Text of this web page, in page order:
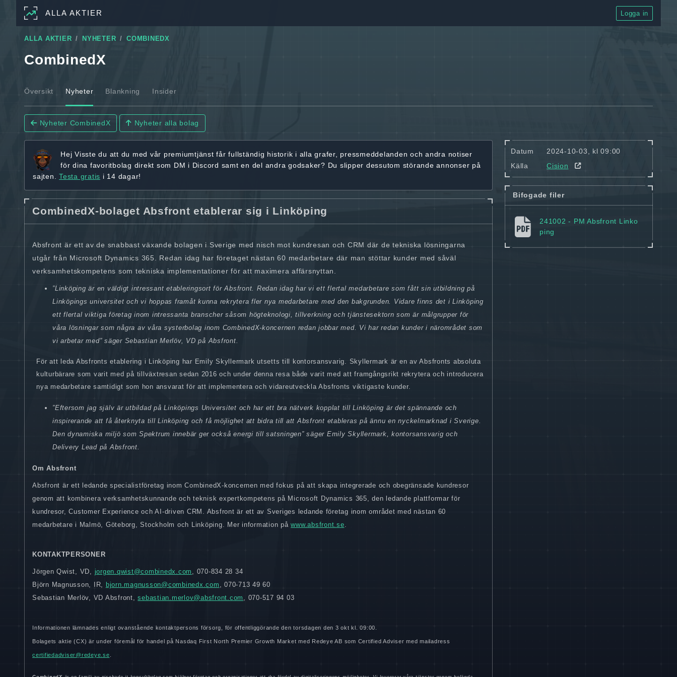
ALLA AKTIER Logga in
ALLA AKTIER NYHETER COMBINEDX
CombinedX
Översikt Nyheter Blankning Insider
Nyheter CombinedX Nyheter alla bolag
Hej Visste du att du med vår premiumtjänst fårfullständig historik i alla grafer, pressmeddelanden och andra notiser
för dina favoritbolag direkt som DM i Discord samt en del andra godsaker? Du slipper dessutom störande annonser på
sajten. Testa gratis i 14 dagar!
CombinedX-bolaget Absfront etablerar sig i Linköping
Absfront är ett av de snabbast växande bolagen i Sverige med nisch mot kundresan och CRM där de tekniska lösningarna
utgår från Microsoft Dynamics 365. Redan idag har företaget nästan 60 medarbetare där man stöttar kunder med såväl
verksamhetskompetens som tekniska implementationer för att maximera affärsnyttan.
”Linköping är en väldigt intressant etableringsort för Absfront. Redan idag har vi ett flertal medarbetare som fått sin utbildning på
Linköpings universitet och vi hoppas framåt kunna rekrytera fler nya medarbetare med den bakgrunden. Vidare finns det i Linköping
ett flertal viktiga företag inom intressanta branscher såsom högteknologi, tillverkning och tjänstesektorn som är målgrupper för
våra lösningar som några av våra systerbolag inom CombinedX-koncernen redan jobbar med. Vi har redan kunder i närområdet som
vi arbetar med” säger Sebastian Merlöv, VD på Absfront.
För att leda Absfronts etablering i Linköping har Emily Skyllermark utsetts till kontorsansvarig. Skyllermark är en av Absfronts absoluta
kulturbärare som varit med på tillväxtresan sedan 2016 och under denna resa både varit med att framgångsrikt rekrytera och introducera
nya medarbetare samtidigt som hon ansvarat för att implementera och vidareutveckla Absfronts viktigaste kunder.
”Eftersom jag själv är utbildad på Linköpings Universitet och har ett bra nätverk kopplat till Linköping är det spännande och
inspirerande att få återknyta till Linköping och få möjlighet att bidra till att Absfront etableras på ännu en nyckelmarknad i Sverige.
Den dynamiska miljö som Spektrum innebär ger också energi till satsningen” säger Emily Skyllermark, kontorsansvarig och
Delivery Lead på Absfront.
Om Absfront
Absfront är ett ledande specialistföretag inom CombinedX-koncernen med fokus på att skapa integrerade och obegränsade kundresor
genom att kombinera verksamhetskunnande och teknisk expertkompetens på Microsoft Dynamics 365, den ledande plattformar för
kundresor, Customer Experience och AI-driven CRM. Absfront är ett av Sveriges ledande företag inom området med nästan 60
medarbetare i Malmö, Göteborg, Stockholm och Linköping. Mer information påwww.absfront.se
KONTAKTPERSONER
Jörgen Qwist, VD, jorgen.qwist@combinedx.com
, 070-834 28 34
Björn Magnusson, IR, bjorn.magnusson@combinedx.com , 070-713 49 60
Sebastian Merlöv, VD Absfront,sebastian.merlov@absfront.com , 070-517 94 03
Informationen lämnades enligt ovanstående kontaktpersons försorg, för offentliggörande den torsdagen den 3 okt kl. 09:00.
Bolagets aktie (CX) är under föremål för handel på Nasdaq First North Premier Growth Market med Redeye AB som Certified Adviser med mailadress
certifiedadviser@redeye.se
Datum
2024-10-03, kl 09:00
Källa
Cision
Bifogade filer
241002 - PM Absfront Linko
ping